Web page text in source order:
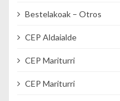
Bestelakoak – Otros
CEP Aldaialde
CEP Mariturri
CEP Mariturri